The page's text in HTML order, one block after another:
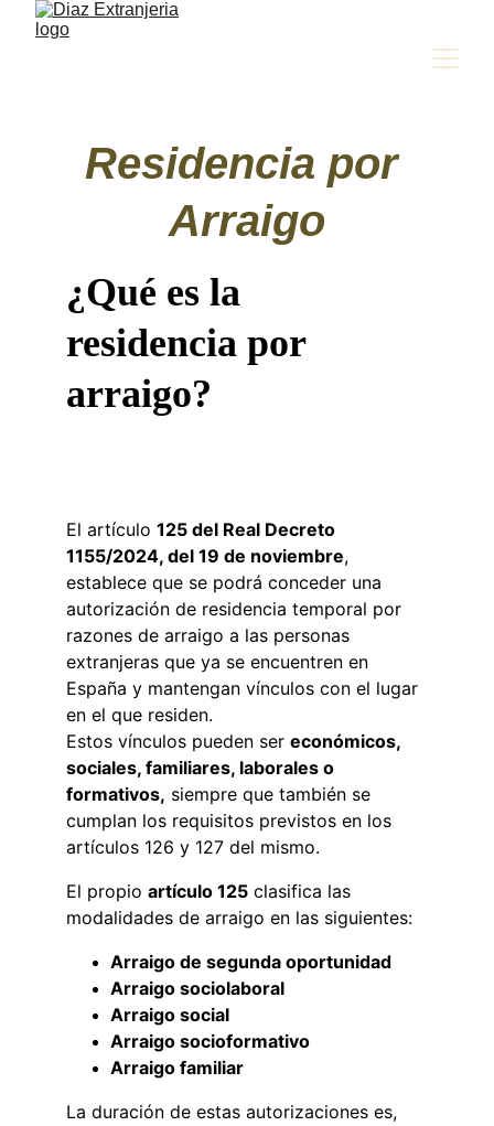
Residencia por
Arraigo
¿Qué es la
residencia por
arraigo?
El artículo 125 del Real Decreto
1155/2024, del 19 de noviembre,
establece que se podrá conceder una
autorización de residencia temporal por
razones de arraigo a las personas
extranjeras que ya se encuentren en
España y mantengan vínculos con el lugar
en el que residen.
Estos vínculos pueden ser económicos,
sociales, familiares, laborales o
formativos, siempre que también se
cumplan los requisitos previstos en los
artículos 126 y 127 del mismo.
El propio artículo 125 clasifica las
modalidades de arraigo en las siguientes:
Arraigo de segunda oportunidad
Arraigo sociolaboral
Arraigo social
Arraigo socioformativo
Arraigo familiar
La duración de estas autorizaciones es,